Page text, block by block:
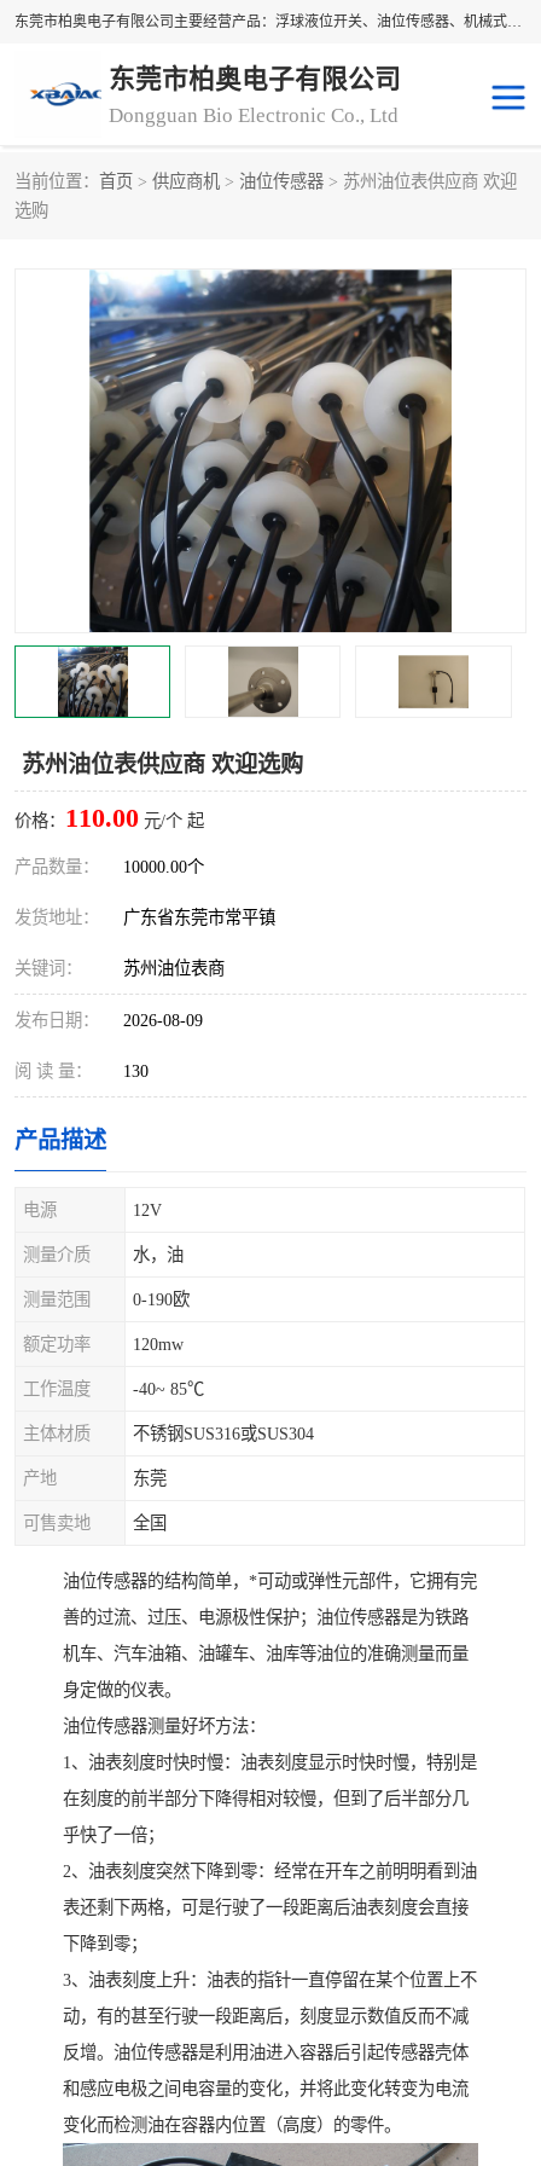
东莞市柏奥电子有限公司主要经营产品：浮球液位开关、油位传感器、机械式油表、浮球液位计、水位控制浮球阀、料位开关，水流开关、油水位控制配套仪表等。柏奥电子，您可信赖的合作伙伴
东莞市柏奥电子有限公司
Dongguan Bio Electronic Co., Ltd
当前位置： 首页 > 供应商机 > 油位传感器 > 苏州油位表供应商 欢迎
选购
苏州油位表供应商 欢迎选购
价格： 110.00 元/个 起
产品数量： 10000.00个
发货地址： 广东省东莞市常平镇
关键词： 苏州油位表商
发布日期： 2026-08-09
阅 读 量： 130
产品描述
电源 12V
测量介质 水，油
测量范围 0-190欧
额定功率 120mw
工作温度 -40~ 85℃
主体材质 不锈钢SUS316或SUS304
产地 东莞
可售卖地 全国
油位传感器的结构简单，*可动或弹性元部件，它拥有完
善的过流、过压、电源极性保护；油位传感器是为铁路
机车、汽车油箱、油罐车、油库等油位的准确测量而量
身定做的仪表。
油位传感器测量好坏方法：
1、油表刻度时快时慢：油表刻度显示时快时慢，特别是
在刻度的前半部分下降得相对较慢，但到了后半部分几
乎快了一倍；
2、油表刻度突然下降到零：经常在开车之前明明看到油
表还剩下两格，可是行驶了一段距离后油表刻度会直接
下降到零；
3、油表刻度上升：油表的指针一直停留在某个位置上不
动，有的甚至行驶一段距离后，刻度显示数值反而不减
反增。油位传感器是利用油进入容器后引起传感器壳体
和感应电极之间电容量的变化，并将此变化转变为电流
变化而检测油在容器内位置（高度）的零件。
浮球液位开关
机械式油表 水流开关
料位开关 油位表
磁性浮球 浮球阀
磁翻板液位计 转速表